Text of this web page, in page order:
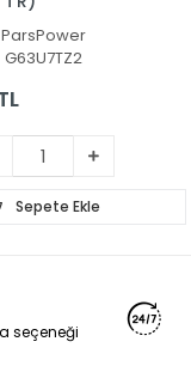
ParsPower
G63U7TZ2
Sepete Ekle
seçeneği